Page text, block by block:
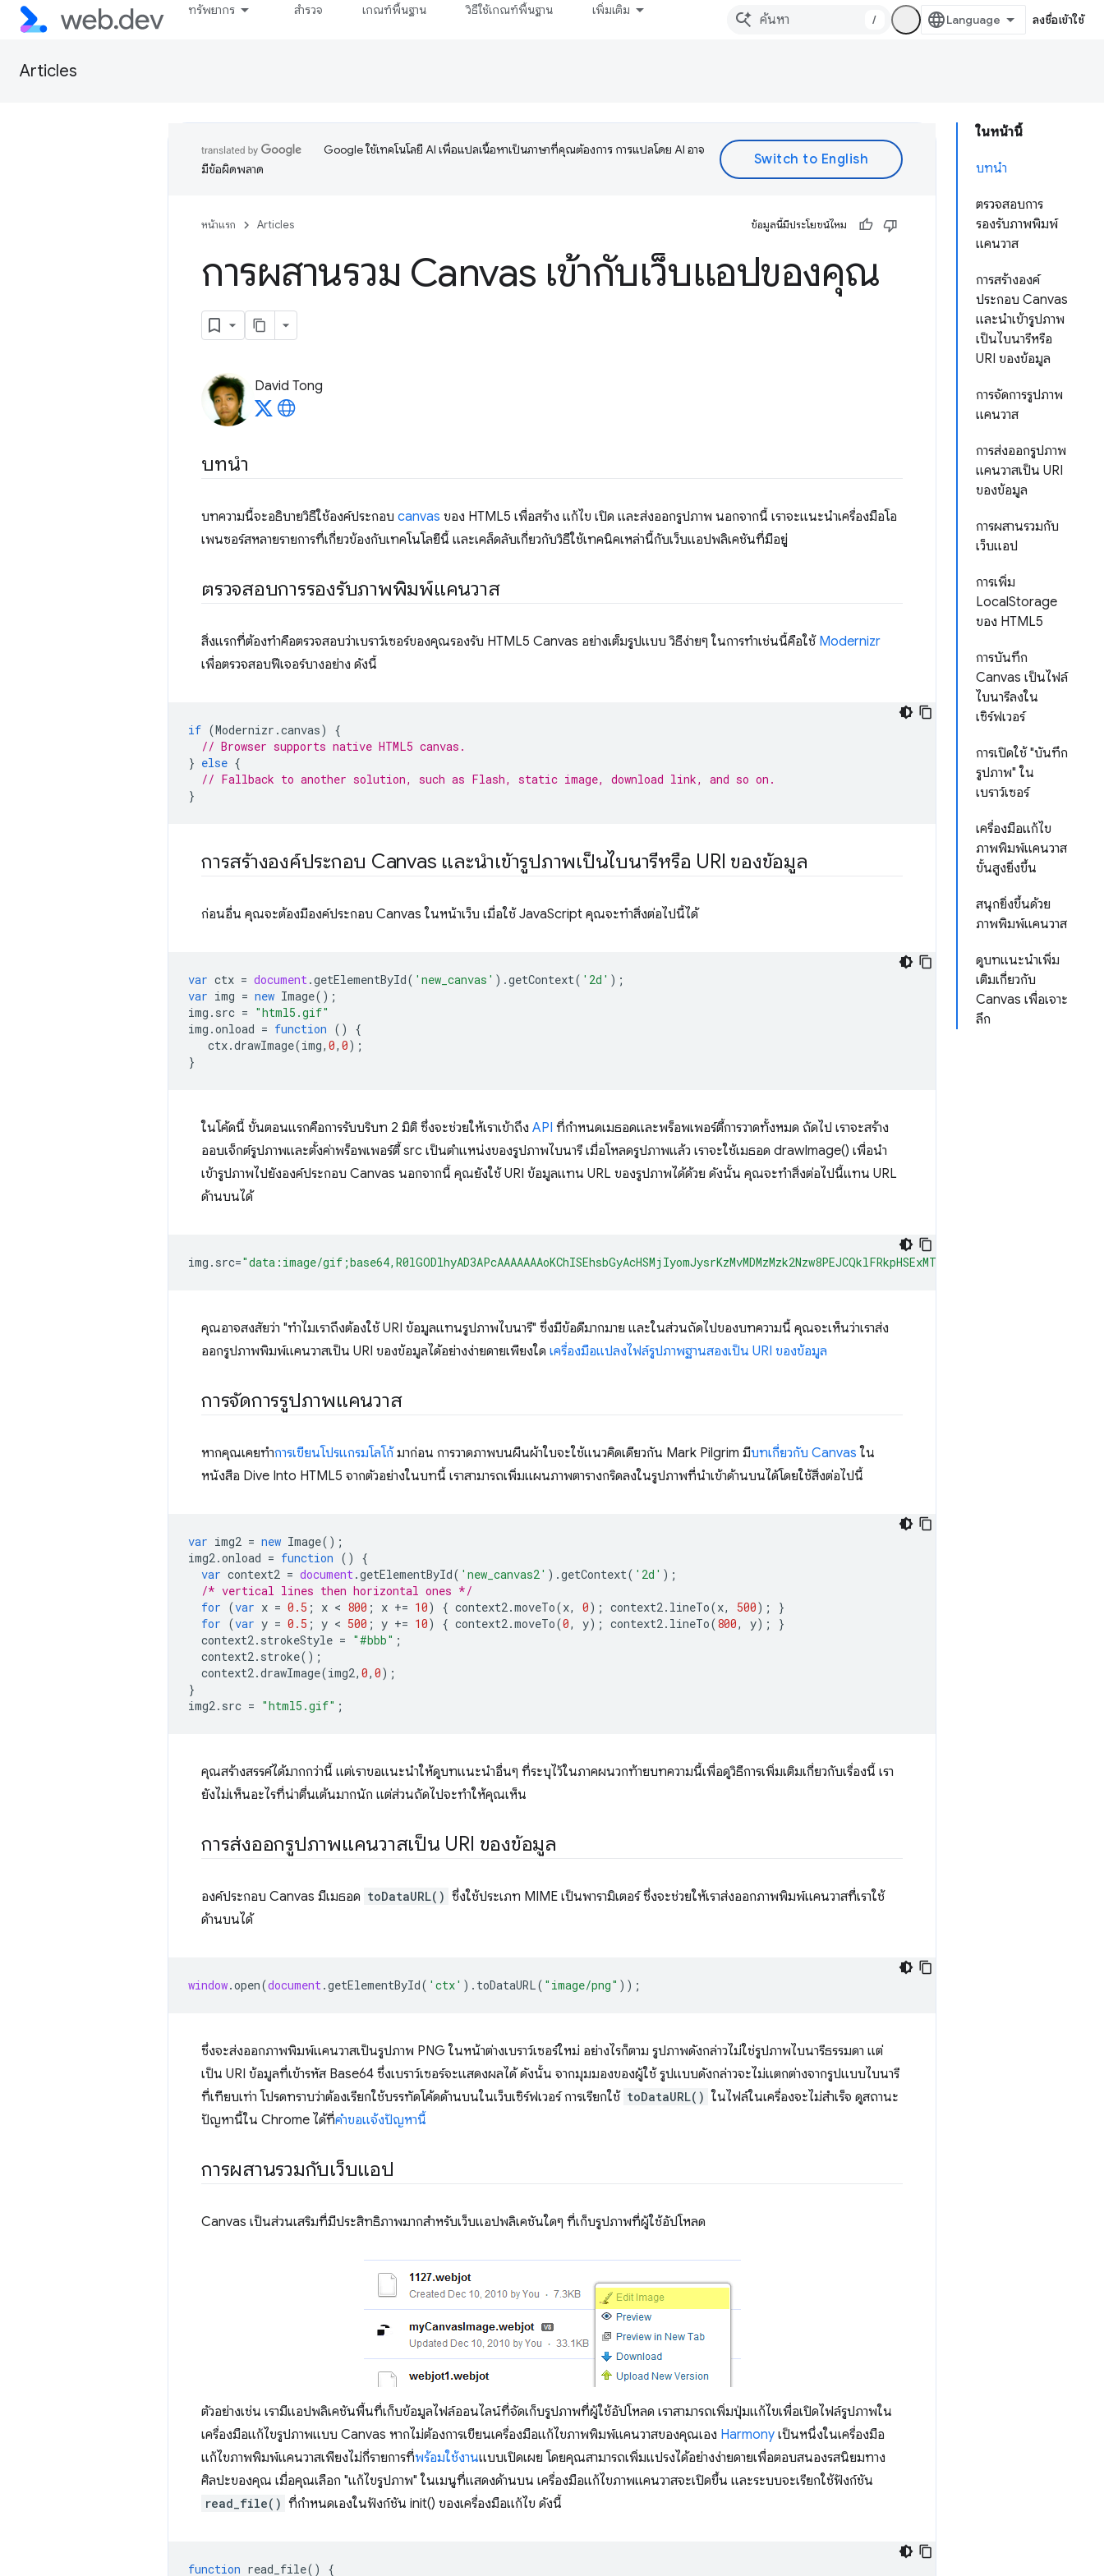
ทรัพยากร สำรวจ เกณฑ์พื้นฐาน วิธีใช้เกณฑ์พื้นฐาน เพิ่มเติม
/ ลงชื่อเข้าใช้
Articles
ในหน้านี้
บทนำ
ตรวจสอบการ
รองรับภาพพิมพ์
แคนวาส
การสร้างองค์
ประกอบ Canvas
และนําเข้ารูปภาพ
เป็นไบนารีหรือ
URI ของข้อมูล
การจัดการรูปภาพ
แคนวาส
การส่งออกรูปภาพ
แคนวาสเป็น URI
ของข้อมูล
การผสานรวมกับ
เว็บแอป
การเพิ่ม
LocalStorage
ของ HTML5
การบันทึก
Canvas เป็นไฟล์
ไบนารีลงใน
เซิร์ฟเวอร์
การเปิดใช้ "บันทึก
รูปภาพ" ใน
เบราว์เซอร์
เครื่องมือแก้ไข
ภาพพิมพ์แคนวาส
ขั้นสูงยิ่งขึ้น
สนุกยิ่งขึ้นด้วย
ภาพพิมพ์แคนวาส
ดูบทแนะนำเพิ่ม
เติมเกี่ยวกับ
Canvas เพื่อเจาะ
ลึก
Google ใช้เทคโนโลยี AI เพื่อแปลเนื้อหาเป็นภาษาที่คุณต้องการ การแปลโดย AI อาจ
มีข้อผิดพลาด
หน้าแรก Articles ข้อมูลนี้มีประโยชน์ไหม
การผสานรวม Canvas เข้ากับเว็บแอปของคุณ
David Tong
บทนำ
บทความนี้จะอธิบายวิธีใช้องค์ประกอบ canvas ของ HTML5 เพื่อสร้าง แก้ไข เปิด และส่งออกรูปภาพ นอกจากนี้ เราจะแนะนำเครื่องมือโอ
เพนซอร์สหลายรายการที่เกี่ยวข้องกับเทคโนโลยีนี้ และเคล็ดลับเกี่ยวกับวิธีใช้เทคนิคเหล่านี้กับเว็บแอปพลิเคชันที่มีอยู่
ตรวจสอบการรองรับภาพพิมพ์แคนวาส
สิ่งแรกที่ต้องทำคือตรวจสอบว่าเบราว์เซอร์ของคุณรองรับ HTML5 Canvas อย่างเต็มรูปแบบ วิธีง่ายๆ ในการทำเช่นนี้คือใช้ Modernizr
เพื่อตรวจสอบฟีเจอร์บางอย่าง ดังนี้
if (Modernizr .canvas)
{
// Browser supports native HTML5 canvas.
} else {
// Fallback to another solution, such as Flash, static image, download link, and so on.
}
การสร้างองค์ประกอบ Canvas และนําเข้ารูปภาพเป็นไบนารีหรือ URI ของข้อมูล
ก่อนอื่น คุณจะต้องมีองค์ประกอบ Canvas ในหน้าเว็บ เมื่อใช้ JavaScript คุณจะทําสิ่งต่อไปนี้ได้
var ctx = document.getElementById( 'new_canvas' ).getContext( '2d' );
var img = new Image();
img . src = "html5.gif"
img .onload = function ()
{
ctx.drawImage(img, 0, 0);
}
ในโค้ดนี้ ขั้นตอนแรกคือการรับบริบท 2 มิติ ซึ่งจะช่วยให้เราเข้าถึง API ที่กำหนดเมธอดและพร็อพเพอร์ตี้การวาดทั้งหมด ถัดไป เราจะสร้าง
ออบเจ็กต์รูปภาพและตั้งค่าพร็อพเพอร์ตี้ src เป็นตำแหน่งของรูปภาพไบนารี เมื่อโหลดรูปภาพแล้ว เราจะใช้เมธอด drawImage() เพื่อนำ
เข้ารูปภาพไปยังองค์ประกอบ Canvas นอกจากนี้ คุณยังใช้ URI ข้อมูลแทน URL ของรูปภาพได้ด้วย ดังนั้น คุณจะทำสิ่งต่อไปนี้แทน URL
ด้านบนได้
img . src="data:image/
คุณอาจสงสัยว่า "ทำไมเราถึงต้องใช้ URI ข้อมูลแทนรูปภาพไบนารี" ซึ่งมีข้อดีมากมาย และในส่วนถัดไปของบทความนี้ คุณจะเห็นว่าเราส่ง
ออกรูปภาพพิมพ์แคนวาสเป็น URI ของข้อมูลได้อย่างง่ายดายเพียงใด เครื่องมือแปลงไฟล์รูปภาพฐานสองเป็น URI ของข้อมูล
การจัดการรูปภาพแคนวาส
หากคุณเคยทำการเขียนโปรแกรมโลโก้ มาก่อน การวาดภาพบนผืนผ้าใบจะใช้แนวคิดเดียวกัน Mark Pilgrim มีบทเกี่ยวกับ Canvas ใน
หนังสือ Dive Into HTML5 จากตัวอย่างในบทนี้ เราสามารถเพิ่มแผนภาพตารางกริดลงในรูปภาพที่นําเข้าด้านบนได้โดยใช้สิ่งต่อไปนี้
var img2 = new Image();
img2.onload = function ()
{
var context2 = document.getElementById( 'new_canvas2' ).getContext( '2d' );
/* vertical lines then horizontal ones */
for (var x = 0.5 ; x < 800 ; x += 10) { context2.moveTo(x, 0); context2. lineTo(x, 500);
}
for (var y = 0.5 ; y < 500 ; y += 10) { context2.moveTo(0, y); context2. lineTo(800, y);
}
context2. strokeStyle = "#bbb" ;
context2. stroke();
context2.drawImage(img2, 0, 0);
}
img2. src = "html5.gif" ;
คุณสร้างสรรค์ได้มากกว่านี้ แต่เราขอแนะนำให้ดูบทแนะนำอื่นๆ ที่ระบุไว้ในภาคผนวกท้ายบทความนี้เพื่อดูวิธีการเพิ่มเติมเกี่ยวกับเรื่องนี้ เรา
ยังไม่เห็นอะไรที่น่าตื่นเต้นมากนัก แต่ส่วนถัดไปจะทำให้คุณเห็น
การส่งออกรูปภาพแคนวาสเป็น URI ของข้อมูล
องค์ประกอบ Canvas มีเมธอด toDataURL() ซึ่งใช้ประเภท MIME เป็นพารามิเตอร์ ซึ่งจะช่วยให้เราส่งออกภาพพิมพ์แคนวาสที่เราใช้
ด้านบนได้
window.open(document.getElementById( 'ctx' ). toDataURL( "image/png" ));
ซึ่งจะส่งออกภาพพิมพ์แคนวาสเป็นรูปภาพ PNG ในหน้าต่างเบราว์เซอร์ใหม่ อย่างไรก็ตาม รูปภาพดังกล่าวไม่ใช่รูปภาพไบนารีธรรมดา แต่
เป็น URI ข้อมูลที่เข้ารหัส Base64 ซึ่งเบราว์เซอร์จะแสดงผลได้ ดังนั้น จากมุมมองของผู้ใช้ รูปแบบดังกล่าวจะไม่แตกต่างจากรูปแบบไบนารี
ที่เทียบเท่า โปรดทราบว่าต้องเรียกใช้บรรทัดโค้ดด้านบนในเว็บเซิร์ฟเวอร์ การเรียกใช้ toDataURL() ในไฟล์ในเครื่องจะไม่สำเร็จ ดูสถานะ
ปัญหานี้ใน Chrome ได้ที่คำขอแจ้งปัญหานี้
การผสานรวมกับเว็บแอป
Canvas เป็นส่วนเสริมที่มีประสิทธิภาพมากสําหรับเว็บแอปพลิเคชันใดๆ ที่เก็บรูปภาพที่ผู้ใช้อัปโหลด
ตัวอย่างเช่น เรามีแอปพลิเคชันพื้นที่เก็บข้อมูลไฟล์ออนไลน์ที่จัดเก็บรูปภาพที่ผู้ใช้อัปโหลด เราสามารถเพิ่มปุ่มแก้ไขเพื่อเปิดไฟล์รูปภาพใน
เครื่องมือแก้ไขรูปภาพแบบ Canvas หากไม่ต้องการเขียนเครื่องมือแก้ไขภาพพิมพ์แคนวาสของคุณเอง Harmony เป็นหนึ่งในเครื่องมือ
แก้ไขภาพพิมพ์แคนวาสเพียงไม่กี่รายการที่พร้อมใช้งานแบบเปิดเผย โดยคุณสามารถเพิ่มแปรงได้อย่างง่ายดายเพื่อตอบสนองรสนิยมทาง
ศิลปะของคุณ เมื่อคุณเลือก "แก้ไขรูปภาพ" ในเมนูที่แสดงด้านบน เครื่องมือแก้ไขภาพแคนวาสจะเปิดขึ้น และระบบจะเรียกใช้ฟังก์ชัน
read_file() ที่กำหนดเองในฟังก์ชัน init() ของเครื่องมือแก้ไข ดังนี้
function read_file()
{